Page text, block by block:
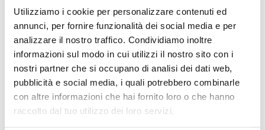
Utilizziamo i cookie per personalizzare contenuti ed
annunci, per fornire funzionalità dei social media e per
analizzare il nostro traffico. Condividiamo inoltre
informazioni sul modo in cui utilizzi il nostro sito con i
nostri partner che si occupano di analisi dei dati web,
pubblicità e social media, i quali potrebbero combinarle
con altre informazioni che hai fornito loro o che hanno
raccolto dal tuo utilizzo dei loro servizi.
colloqui in corso con operatori anche di altri Paesi.
Attualmente stiamo lavorando sull'integrazione con le
banche. I tempi sono sfidanti, non tanto per le attività da
concludere per la scadenza del 14 marzo, quanto per
rispettare quella di settembre, o meglio di inizio giugno ed
essere così in linea con i tempi richiesti da Banca d’Italia
per consentire le verifiche al fine di ottenere, o meno,
l’esenzione dall'obbligo di realizzare la procedura di
contingency, la cosiddetta “fall-back solution”.
Quali vantaggi offre l'adesione alla piattaforma SIA
rispetto allo sviluppo di un gateway in house?